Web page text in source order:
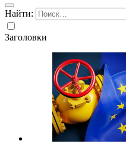
Найти:
Заголовки